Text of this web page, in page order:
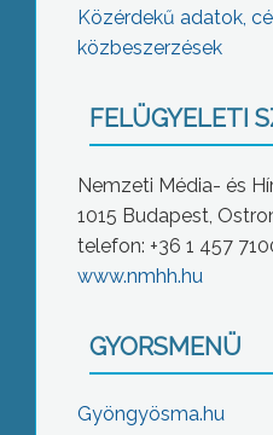
Közérdekű adatok,
közbeszerzések
FELÜGYELETI
Nemzeti Média- és
1015 Budapest,
telefon: +36 1 457
www.nmhh.hu
GYORSMENÜ
Gyöngyösma.hu